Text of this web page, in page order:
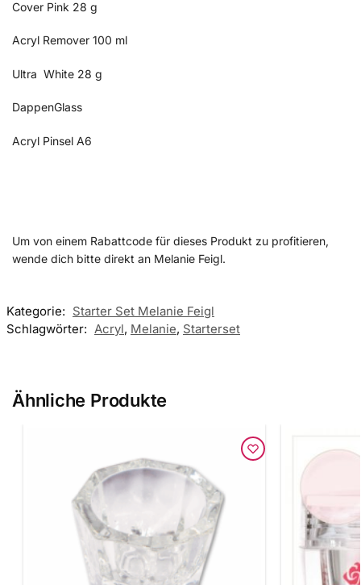
Cover Pink 28 g
Acryl Remover 100 ml
Ultra White 28 g
DappenGlass
Acryl Pinsel A6
Um von einem Rabattcode für dieses Produkt zu profitieren,
wende dich bitte direkt an Melanie Feigl.
Kategorie: Starter Set Melanie Feigl
Schlagwörter: Acryl, Melanie, Starterset
Ähnliche Produkte